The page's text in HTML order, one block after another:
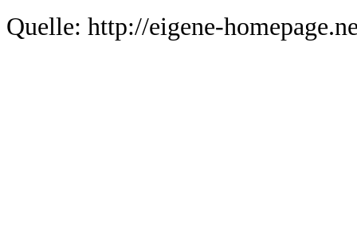
Quelle: http://eigene-